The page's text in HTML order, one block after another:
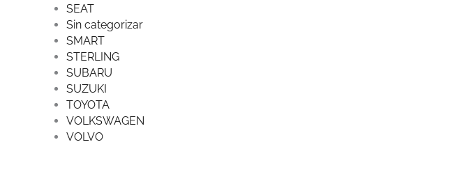
SEAT
Sin categorizar
SMART
STERLING
SUBARU
SUZUKI
TOYOTA
VOLKSWAGEN
VOLVO